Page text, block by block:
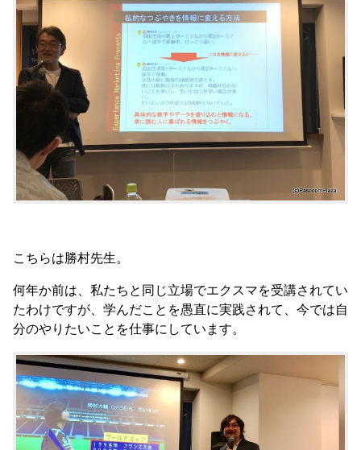
こちらは勝村先生。
何年か前は、私たちと同じ立場でエクスマを受講されてい
たわけですが、学んだことを愚直に実践されて、今では自
分のやりたいことを仕事にしています。